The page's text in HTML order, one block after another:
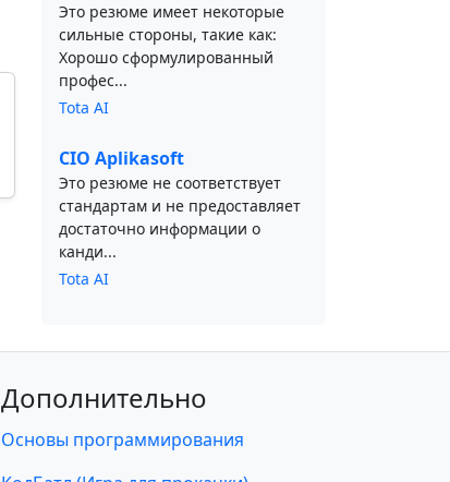
Это резюме имеет некоторые
сильные стороны, такие как:
Хорошо сформулированный
профес...
Tota AI
CIO Aplikasoft
Это резюме не соответствует
стандартам и не предоставляет
достаточно информации о
канди...
Tota AI
Дополнительно
Основы программирования